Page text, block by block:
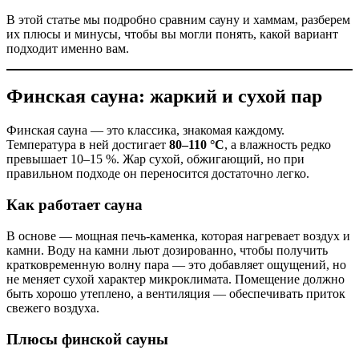
В этой статье мы подробно сравним сауну и хаммам, разберем
их плюсы и минусы, чтобы вы могли понять, какой вариант
подходит именно вам.
Финская сауна: жаркий и сухой пар
Финская сауна — это классика, знакомая каждому.
Температура в ней достигает 80–110 °C, а влажность редко
превышает 10–15 %. Жар сухой, обжигающий, но при
правильном подходе он переносится достаточно легко.
Как работает сауна
В основе — мощная печь-каменка, которая нагревает воздух и
камни. Воду на камни льют дозированно, чтобы получить
кратковременную волну пара — это добавляет ощущений, но
не меняет сухой характер микроклимата. Помещение должно
быть хорошо утеплено, а вентиляция — обеспечивать приток
свежего воздуха.
Плюсы финской сауны